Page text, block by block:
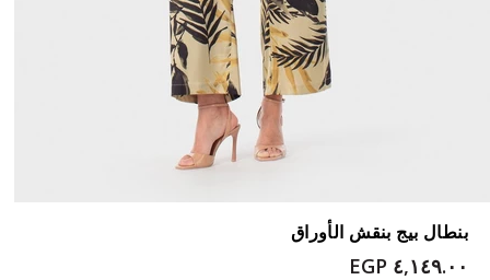
بنطال بيج بنقش الأوراق
٤,١٤٩.٠٠ EGP